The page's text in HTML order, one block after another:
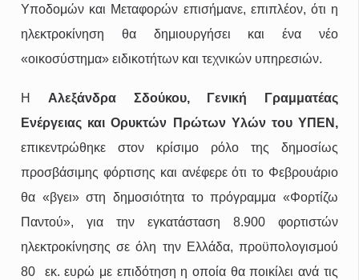
Υποδομών και Μεταφορών επισήμανε, επιπλέον, ότι η
ηλεκτροκίνηση θα δημιουργήσει και ένα νέο
«οικοσύστημα» ειδικοτήτων και τεχνικών υπηρεσιών.
Η Αλεξάνδρα Σδούκου, Γενική Γραμματέας
Ενέργειας και Ορυκτών Πρώτων Υλών του ΥΠΕΝ,
επικεντρώθηκε στον κρίσιμο ρόλο της δημοσίως
προσβάσιμης φόρτισης και ανέφερε ότι το Φεβρουάριο
θα «βγει» στη δημοσιότητα το πρόγραμμα «Φορτίζω
Παντού», για την εγκατάσταση 8.900 φορτιστών
ηλεκτροκίνησης σε όλη την Ελλάδα, προϋπολογισμού
80 εκ. ευρώ με επιδότηση η οποία θα ποικίλει ανά τις